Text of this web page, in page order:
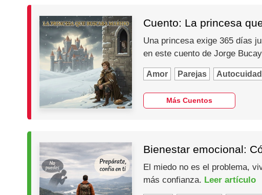
Cuento: La princesa
Una princesa exige 365 días
en este cuento de Jorge
Amor Parejas
Más Cuentos
Bienestar emocional:
El miedo no es el problema,
más confianza. Leer artículo